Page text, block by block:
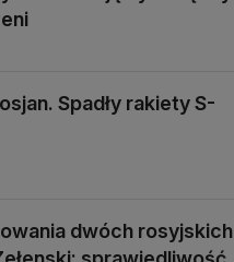
Spadły rakiety S-
dwóch rosyjskich